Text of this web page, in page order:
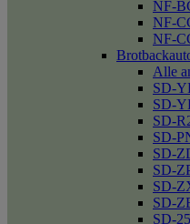
NF-
NF-
NF-
Alle
SD-
SD-
SD-
SD-
SD-
SD-
SD-
SD-
SD-